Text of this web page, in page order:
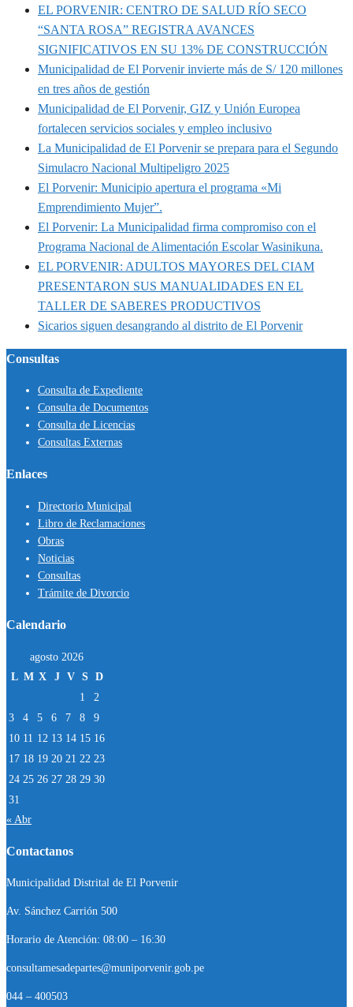
EL PORVENIR: CENTRO DE SALUD RÍO SECO
“SANTA ROSA” REGISTRA AVANCES
SIGNIFICATIVOS EN SU 13% DE CONSTRUCCIÓN
Municipalidad de El Porvenir invierte más de S/ 120 millones
en tres años de gestión
Municipalidad de El Porvenir, GIZ y Unión Europea
fortalecen servicios sociales y empleo inclusivo
La Municipalidad de El Porvenir se prepara para el Segundo
Simulacro Nacional Multipeligro 2025
El Porvenir: Municipio apertura el programa «Mi
Emprendimiento Mujer”.
El Porvenir: La Municipalidad firma compromiso con el
Programa Nacional de Alimentación Escolar Wasinikuna.
EL PORVENIR: ADULTOS MAYORES DEL CIAM
PRESENTARON SUS MANUALIDADES EN EL
TALLER DE SABERES PRODUCTIVOS
Sicarios siguen desangrando al distrito de El Porvenir
Consultas
Consulta de Expediente
Consulta de Documentos
Consulta de Licencias
Consultas Externas
Enlaces
Directorio Municipal
Libro de Reclamaciones
Obras
Noticias
Consultas
Trámite de Divorcio
Calendario
agosto 2026
L M X J V S D
1
2
3
4 5 6 7 8
9
10 11 12 13 14 15 16
17 18 19 20 21 22 23
24 25 26 27 28 29 30
31
« Abr
Contactanos
Municipalidad Distrital de El Porvenir
Av. Sánchez Carrión 500
Horario de Atención: 08:00 – 16:30
consultamesadepartes@muniporvenir.gob.pe
044 – 400503